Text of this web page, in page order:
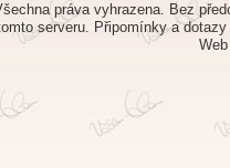
práva vyhrazena. Bez
serveru. Připomínky a